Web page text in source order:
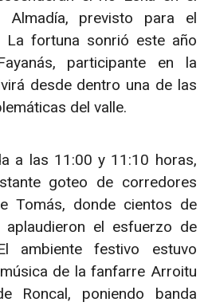
previsto para el
fortuna sonrió este año
participante en la
desde dentro una de las
del valle.
a las 11:00 y 11:10 horas,
goteo de corredores
Tomás, donde cientos de
el esfuerzo de
ambiente festivo estuvo
de la fanfarre Arroitu
Roncal, poniendo banda